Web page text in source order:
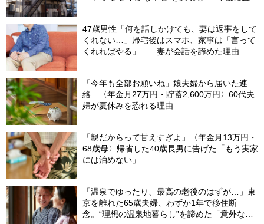
47歳男性「何を話しかけても、妻は返事をして
くれない…」帰宅後はスマホ、家事は「言って
くれればやる」――妻が会話を諦めた理由
「今年も全部お願いね」娘夫婦から届いた連
絡…〈年金月27万円・貯蓄2,600万円〉60代夫
婦が夏休みを恐れる理由
「親だからって甘えすぎよ」〈年金月13万円・
68歳母〉帰省した40歳長男に告げた「もう実家
には泊めない」
「温泉でゆったり、最高の老後のはずが…」東
京を離れた65歳夫婦、わずか1年で移住断
念。“理想の温泉地暮らし”を諦めた「意外な理